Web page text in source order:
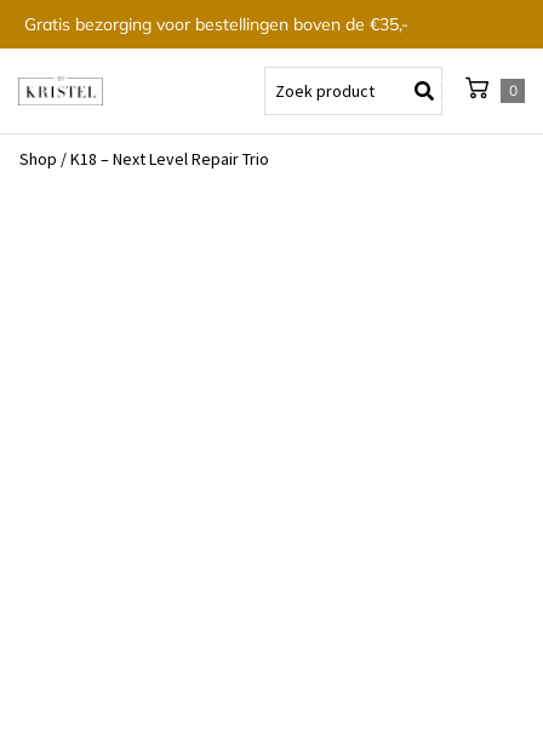
Gratis bezorging voor bestellingen boven de €35,-
0
Shop /K18 – Next Level Repair Trio